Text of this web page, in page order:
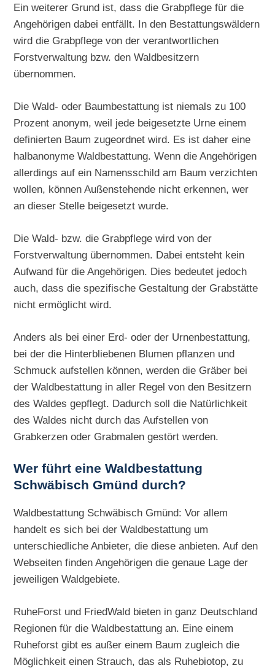
Ein weiterer Grund ist, dass die Grabpflege für die
Angehörigen dabei entfällt. In den Bestattungswäldern
wird die Grabpflege von der verantwortlichen
Forstverwaltung bzw. den Waldbesitzern
übernommen.
Die Wald- oder Baumbestattung ist niemals zu 100
Prozent anonym, weil jede beigesetzte Urne einem
definierten Baum zugeordnet wird. Es ist daher eine
halbanonyme Waldbestattung. Wenn die Angehörigen
allerdings auf ein Namensschild am Baum verzichten
wollen, können Außenstehende nicht erkennen, wer
an dieser Stelle beigesetzt wurde.
Die Wald- bzw. die Grabpflege wird von der
Forstverwaltung übernommen. Dabei entsteht kein
Aufwand für die Angehörigen. Dies bedeutet jedoch
auch, dass die spezifische Gestaltung der Grabstätte
nicht ermöglicht wird.
Anders als bei einer Erd- oder der Urnenbestattung,
bei der die Hinterbliebenen Blumen pflanzen und
Schmuck aufstellen können, werden die Gräber bei
der Waldbestattung in aller Regel von den Besitzern
des Waldes gepflegt. Dadurch soll die Natürlichkeit
des Waldes nicht durch das Aufstellen von
Grabkerzen oder Grabmalen gestört werden.
Wer führt eine Waldbestattung
Schwäbisch Gmünd durch?
Waldbestattung Schwäbisch Gmünd: Vor allem
handelt es sich bei der Waldbestattung um
unterschiedliche Anbieter, die diese anbieten. Auf den
Webseiten finden Angehörigen die genaue Lage der
jeweiligen Waldgebiete.
RuheForst und FriedWald bieten in ganz Deutschland
Regionen für die Waldbestattung an. Eine einem
Ruheforst gibt es außer einem Baum zugleich die
Möglichkeit einen Strauch, das als Ruhebiotop, zu